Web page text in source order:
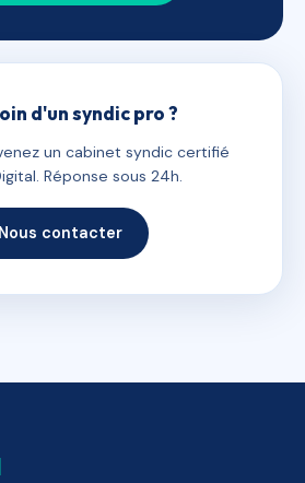
d'un syndic pro ?
un cabinet syndic certifié
Réponse sous 24h.
Nous contacter